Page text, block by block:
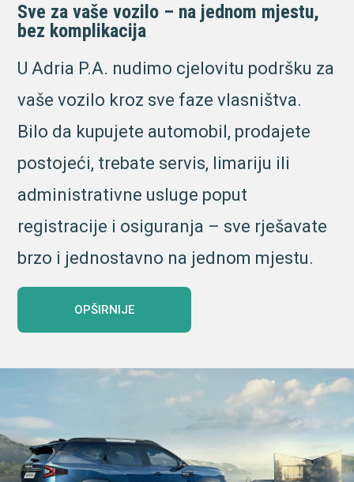
Sve za vaše vozilo – na jednom mjestu,
bez komplikacija
U Adria P.A. nudimo cjelovitu podršku za
vaše vozilo kroz sve faze vlasništva.
Bilo da kupujete automobil, prodajete
postojeći, trebate servis, limariju ili
administrativne usluge poput
registracije i osiguranja – sve rješavate
brzo i jednostavno na jednom mjestu.
OPŠIRNIJE